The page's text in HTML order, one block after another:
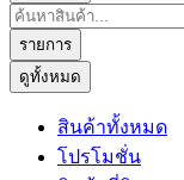
Search
...
รายการ
ดูทั้งหมด
สินค้าทั้งหมด
โปรโมชั่น